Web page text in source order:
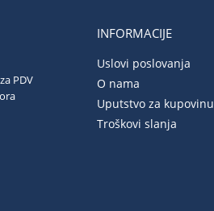
PDV
INFORMACIJE
Uslovi poslovanja
O nama
Uputstvo za kupovinu
Troškovi slanja